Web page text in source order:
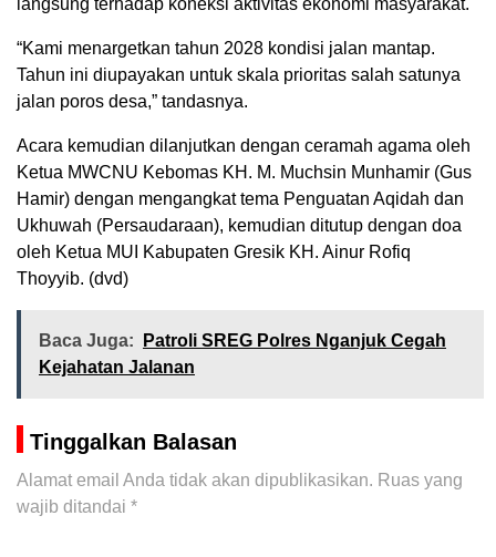
“Kami menargetkan tahun 2028 kondisi jalan mantap.
Tahun ini diupayakan untuk skala prioritas salah satunya
jalan poros desa,” tandasnya.
Acara kemudian dilanjutkan dengan ceramah agama oleh
Ketua MWCNU Kebomas KH. M. Muchsin Munhamir (Gus
Hamir) dengan mengangkat tema Penguatan Aqidah dan
Ukhuwah (Persaudaraan), kemudian ditutup dengan doa
oleh Ketua MUI Kabupaten Gresik KH. Ainur Rofiq
Thoyyib. (dvd)
Baca Juga:
Patroli SREG Polres Nganjuk Cegah
Kejahatan Jalanan
Tinggalkan Balasan
Alamat email Anda tidak akan dipublikasikan. Ruas yang
wajib ditandai *